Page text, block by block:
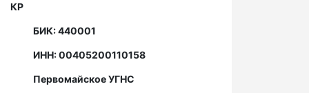
КР
БИК: 440001
ИНН: 00405200110158
Первомайское УГНС